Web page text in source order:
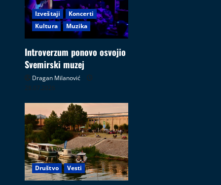
Izveštaji
Koncerti
Kultura
Muzika
Introverzum ponovo osvojio
Svemirski muzej
Dragan Milanović
28.07.2026
Društvo Vesti